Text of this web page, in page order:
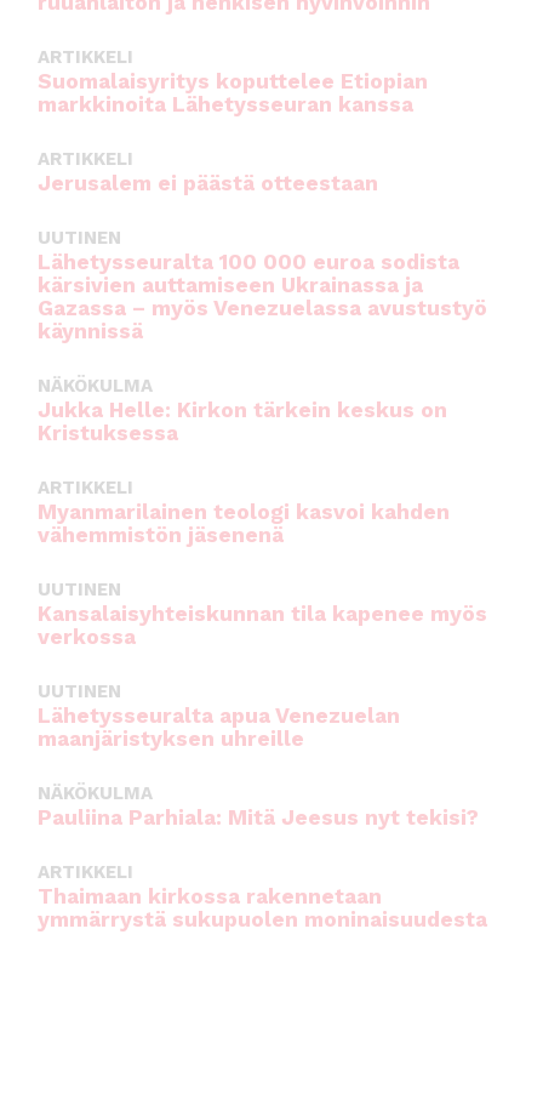
k
ARTIKKELI
Suomalaisyritys koputtelee Etiopian
markkinoita Lähetysseuran kanssa
ARTIKKELI
Jerusalem ei päästä otteestaan
UUTINEN
Lähetysseuralta 100 000 euroa sodista
kärsivien auttamiseen Ukrainassa ja
Gazassa – myös Venezuelassa avustustyö
käynnissä
NÄKÖKULMA
Jukka Helle: Kirkon tärkein keskus on
Kristuksessa
ARTIKKELI
Myanmarilainen teologi kasvoi kahden
vähemmistön jäsenenä
UUTINEN
Kansalaisyhteiskunnan tila kapenee myös
verkossa
UUTINEN
Lähetysseuralta apua Venezuelan
maanjäristyksen uhreille
NÄKÖKULMA
Pauliina Parhiala: Mitä Jeesus nyt tekisi?
ARTIKKELI
Thaimaan kirkossa rakennetaan
ymmärrystä sukupuolen moninaisuudesta